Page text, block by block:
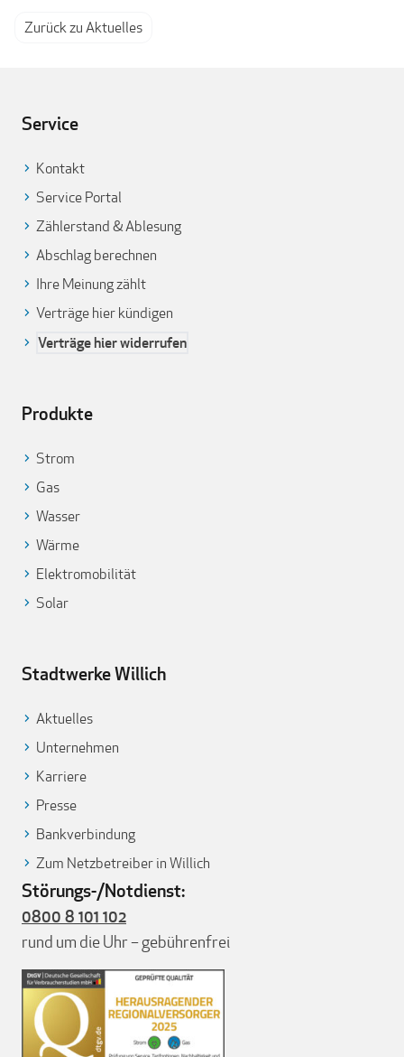
Zurück zu Aktuelles
Service
Kontakt
Service Portal
Zählerstand & Ablesung
Abschlag berechnen
Ihre Meinung zählt
Verträge hier kündigen
Verträge hier widerrufen
Produkte
Strom
Gas
Wasser
Wärme
Elektromobilität
Solar
Stadtwerke Willich
Aktuelles
Unternehmen
Karriere
Presse
Bankverbindung
Zum Netzbetreiber in Willich
Störungs-/Notdienst:
0800 8 101 102
rund um die Uhr – gebührenfrei